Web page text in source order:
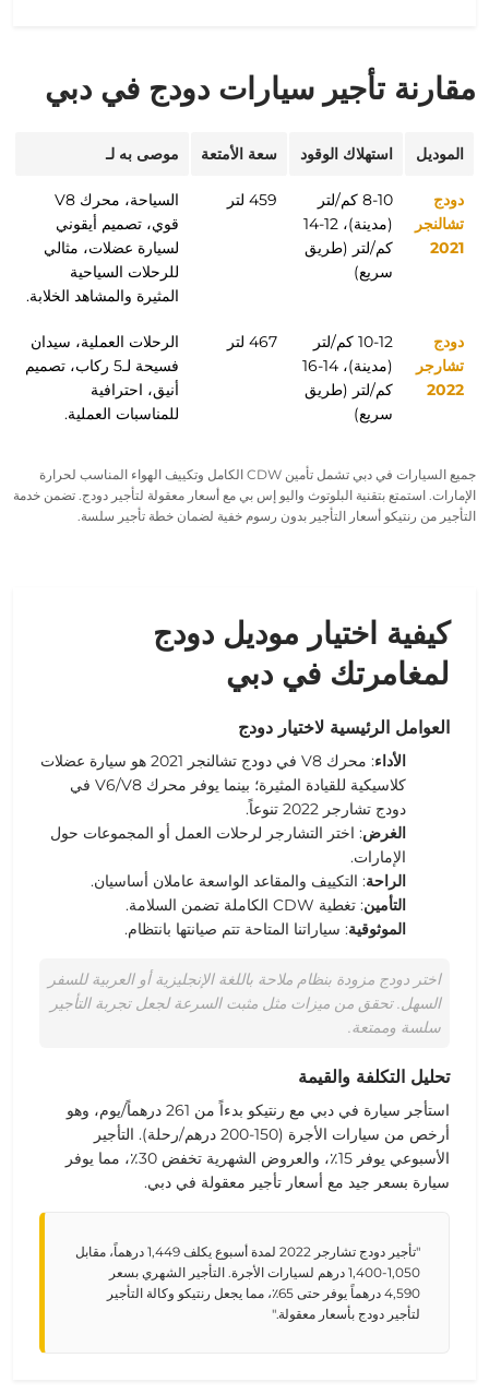
مقارنة تأجير سيارات دودج في دبي
الموديل استهلاك الوقود سعة الأمتعة موصى به لـ
دودج
تشالنجر
2021
8-10 كم/لتر
(مدينة)، 12-14
كم/لتر (طريق
سريع)
459 لتر
السياحة، محرك V8
قوي، تصميم أيقوني
لسيارة عضلات، مثالي
للرحلات السياحية
المثيرة والمشاهد الخلابة.
دودج
تشارجر
2022
10-12 كم/لتر
(مدينة)، 14-16
كم/لتر (طريق
سريع)
467 لتر
الرحلات العملية، سيدان
فسيحة لـ5 ركاب، تصميم
أنيق، احترافية
للمناسبات العملية.
جميع السيارات في دبي
تشمل تأمين CDW الكامل وتكييف الهواء المناسب لحرارة
الإمارات. استمتع بتقنية البلوتوث واليو إس بي مع أسعار معقولة لتأجير دودج . تضمن خدمة
التأجير من رنتيكو أسعار التأجير بدون رسوم خفية لضمان خطة تأجير سلسة.
كيفية اختيار موديل دودج
لمغامرتك في دبي
العوامل الرئيسية لاختيار دودج
الأداء: محرك V8 في دودج تشالنجر 2021 هو سيارة عضلات
كلاسيكية للقيادة المثيرة؛ بينما يوفر محرك
V6/V8 في
دودج تشارجر 2022
تنوعاً.
الغرض: اختر التشارجر لرحلات العمل أو المجموعات حول
الإمارات.
الراحة: التكييف والمقاعد الواسعة عاملان أساسيان.
التأمين: تغطية CDW الكاملة تضمن السلامة.
الموثوقية: سياراتنا المتاحة تتم صيانتها بانتظام.
اختر دودج مزودة بنظام ملاحة باللغة الإنجليزية أو العربية للسفر
السهل. تحقق من ميزات مثل مثبت السرعة لجعل تجربة التأجير
سلسة وممتعة.
تحليل التكلفة والقيمة
استأجر سيارة في دبي مع رنتيكو بدءاً من 261 درهماً/يوم، وهو
أرخص من سيارات الأجرة (150-200 درهم/رحلة). التأجير
الأسبوعي يوفر 15٪، والعروض الشهرية تخفض 30٪، مما يوفر
سيارة بسعر جيد مع أسعار تأجير معقولة في دبي.
"تأجير دودج تشارجر 2022 لمدة أسبوع يكلف 1,449 درهماً، مقابل
1,050-1,400 درهم لسيارات الأجرة. التأجير الشهري بسعر
4,590 درهماً يوفر حتى 65٪، مما يجعل رنتيكو وكالة التأجير
لتأجير دودج بأسعار معقولة."